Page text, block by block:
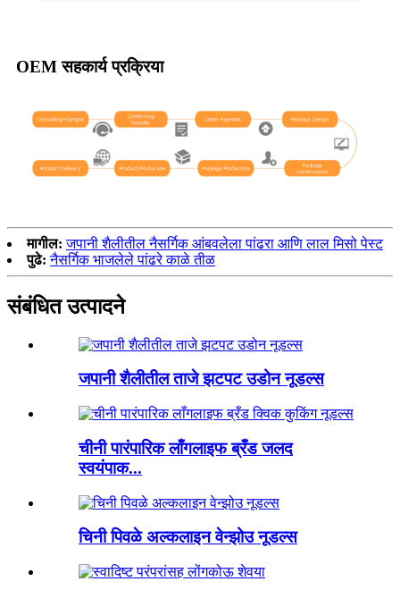
OEM सहकार्य प्रक्रिया
मागील: जपानी शैलीतील नैसर्गिक आंबवलेला पांढरा आणि लाल मिसो पेस्ट
पुढे: नैसर्गिक भाजलेले पांढरे काळे तीळ
संबंधित उत्पादने
जपानी शैलीतील ताजे झटपट उडोन नूडल्स
चीनी पारंपारिक लाँगलाइफ ब्रँड जलद
स्वयंपाक...
चिनी पिवळे अल्कलाइन वेन्झोउ नूडल्स